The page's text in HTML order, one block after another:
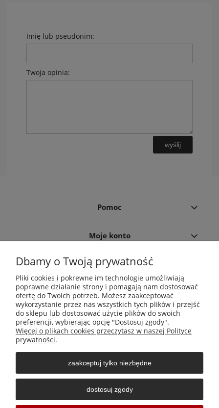
Imię lub pseudonim:
Twoja opinia:
wyślij
Pomoc
Moje konto
Płatności i dostawa
Informacje
O nas
Środki do zwalczania szkodników Aga Pułapki | Wacława
Iwaszkiewicza 23, 32-406 Zakliczyn | AGA-PLAST MET 2 Paweł
Sałach | NIP: 6811796065 | REGON: 363212838
Dbamy o Twoją prywatność
Pliki cookies i pokrewne im technologie umożliwiają
poprawne działanie strony i pomagają nam dostosować
ofertę do Twoich potrzeb. Możesz zaakceptować
wykorzystanie przez nas wszystkich tych plików i przejść
do sklepu lub dostosować użycie plików do swoich
preferencji, wybierając opcję "Dostosuj zgody".
Więcej o plikach cookies przeczytasz w naszej Polityce
prywatności.
zaakceptuj tylko niezbędne
dostosuj zgody